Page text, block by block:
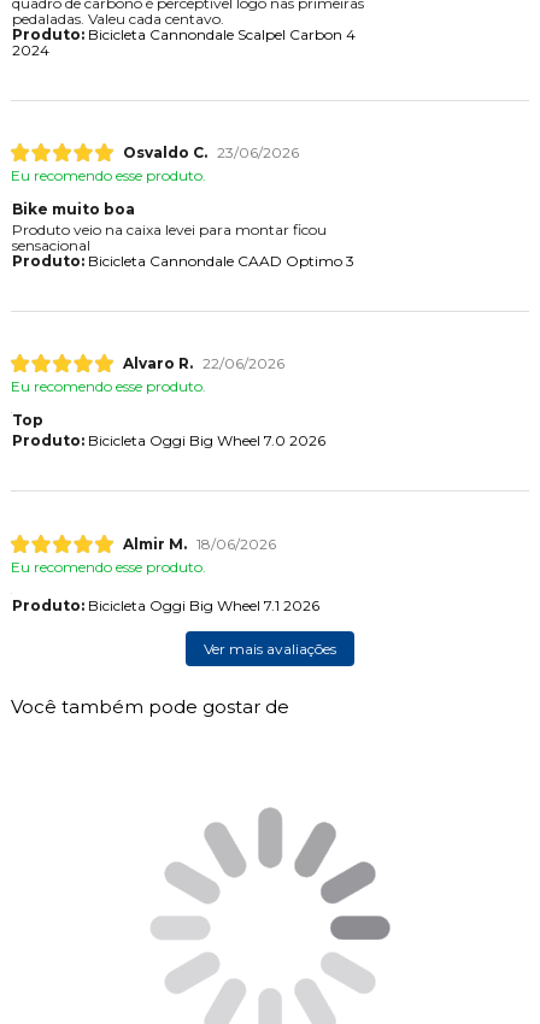
pedaladas. Valeu cada centavo.
Produto:Bicicleta Cannondale Scalpel Carbon 4
2024
Osvaldo C. 23/06/2026
Eu recomendo esse produto.
Bike muito boa
Produto veio na caixa levei para montar ficou
sensacional
Produto:Bicicleta Cannondale CAAD Optimo 3
Alvaro R. 22/06/2026
Eu recomendo esse produto.
Top
Produto:Bicicleta Oggi Big Wheel 7.0 2026
Almir M. 18/06/2026
Eu recomendo esse produto.
Produto:Bicicleta Oggi Big Wheel 7.1 2026
Ver mais avaliações
Você também pode gostar de